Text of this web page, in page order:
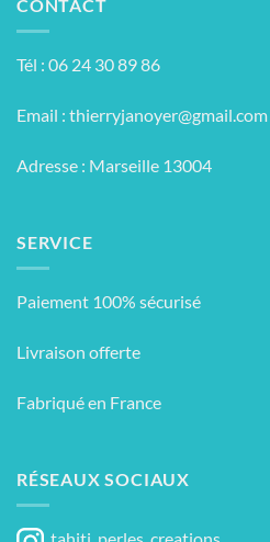
CONTACT
Tél : 06 24 30 89 86
Email : thierryjanoyer@gmail.com
Adresse : Marseille 13004
SERVICE
Paiement 100% sécurisé
Livraison offerte
Fabriqué en France
RÉSEAUX SOCIAUX